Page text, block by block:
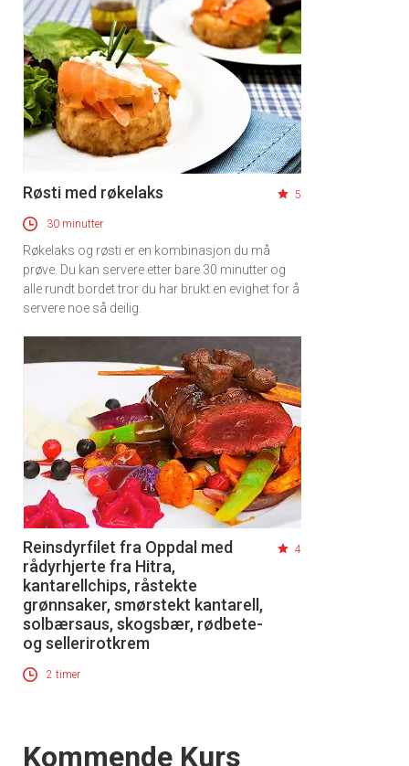
Røsti med røkelaks 5
30 minutter
Røkelaks og røsti er en kombinasjon du må
prøve. Du kan servere etter bare 30 minutter og
alle rundt bordet tror du har brukt en evighet for å
servere noe så deilig.
Reinsdyrfilet fra Oppdal med
rådyrhjerte fra Hitra,
kantarellchips, råstekte
grønnsaker, smørstekt kantarell,
solbærsaus, skogsbær, rødbete-
og sellerirotkrem
4
2 timer
Events
Kommende Kurs